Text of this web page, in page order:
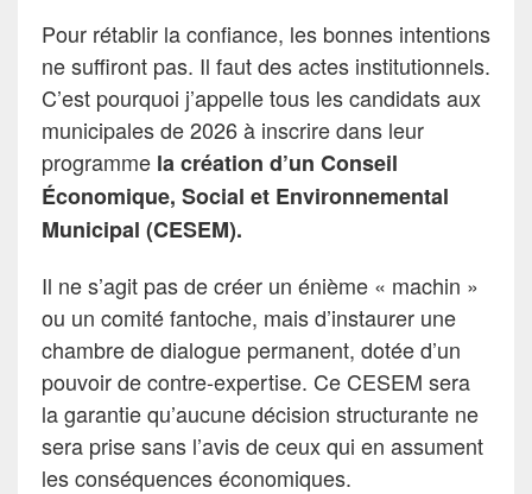
Pour rétablir la confiance, les bonnes intentions
ne suffiront pas. Il faut des actes institutionnels.
C’est pourquoi j’appelle tous les candidats aux
municipales de 2026 à inscrire dans leur
programme la création d’un Conseil
Économique, Social et Environnemental
Municipal (CESEM).
Il ne s’agit pas de créer un énième « machin »
ou un comité fantoche, mais d’instaurer une
chambre de dialogue permanent, dotée d’un
pouvoir de contre-expertise. Ce CESEM sera
la garantie qu’aucune décision structurante ne
sera prise sans l’avis de ceux qui en assument
les conséquences économiques.